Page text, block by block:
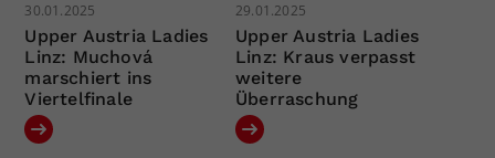
30.01.2025
Upper Austria Ladies
Linz: Muchová
marschiert ins
Viertelfinale
29.01.2025
Upper Austria Ladies
Linz: Kraus verpasst
weitere
Überraschung